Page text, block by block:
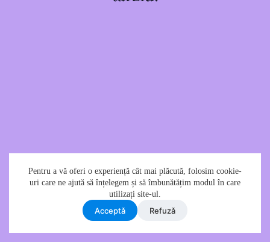
Pentru a vă oferi o experiență cât mai plăcută, folosim cookie-
uri care ne ajută să înțelegem și să îmbunătățim modul în care
utilizați site-ul.
Acceptǎ Refuzǎ